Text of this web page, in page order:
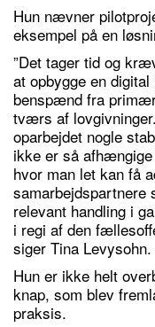
Hun nævner
eksempel på en
”Det tager tid og
at opbygge en
benspænd fra
tværs af
oparbejdet nogle
ikke er så
hvor man let kan få
relevant handling i
i regi af den
siger Tina Levysohn.
Hun er ikke helt
knap, som blev
praksis.